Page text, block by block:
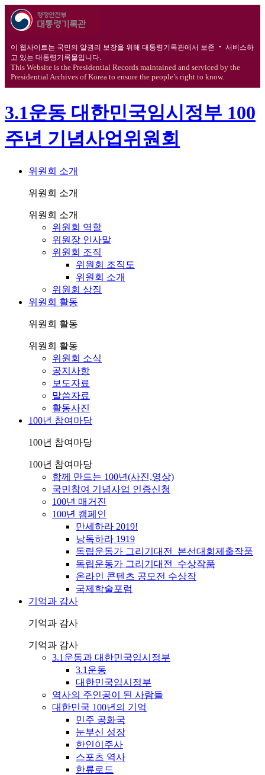
이 웹사이트는 국민의 알권리 보장을 위해 대통령기록관에서 보존 ‧ 서비스하
고 있는 대통령기록물입니다.
This Website is the Presidential Records maintained and serviced by the
Presidential Archives of Korea to ensure the people’s right to know.
3.1운동 대한민국임시정부 100
주년 기념사업위원회
위원회 소개
위원회 소개
위원회 소개
위원회 역할
위원장 인사말
위원회 조직
위원회 조직도
위원회 소개
위원회 상징
위원회 활동
위원회 활동
위원회 활동
위원회 소식
공지사항
보도자료
말씀자료
활동사진
100년 참여마당
100년 참여마당
100년 참여마당
함께 만드는 100년(사진,영상)
국민참여 기념사업 인증신청
100년 매거진
100년 캠페인
만세하라 2019!
낭독하라 1919
독립운동가 그리기대전_본선대회제출작품
독립운동가 그리기대전_수상작품
온라인 콘텐츠 공모전 수상작
국제학술포럼
기억과 감사
기억과 감사
기억과 감사
3.1운동과 대한민국임시정부
3.1운동
대한민국임시정부
역사의 주인공이 된 사람들
대한민국 100년의 기억
민주 공화국
눈부신 성장
한인이주사
스포츠 역사
한류로드